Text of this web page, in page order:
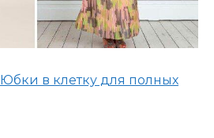
Юбки в клетку для полных